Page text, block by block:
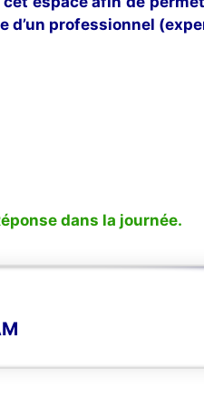
d’un professionnel
dans la journée.